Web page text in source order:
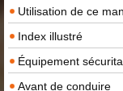
Utilisation de ce
Index illustré
Équipement
Avant de conduire